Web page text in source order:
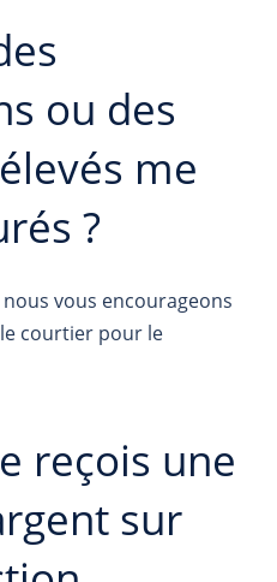
ou des
me
?
nous vous encourageons
courtier pour le
reçois une
sur